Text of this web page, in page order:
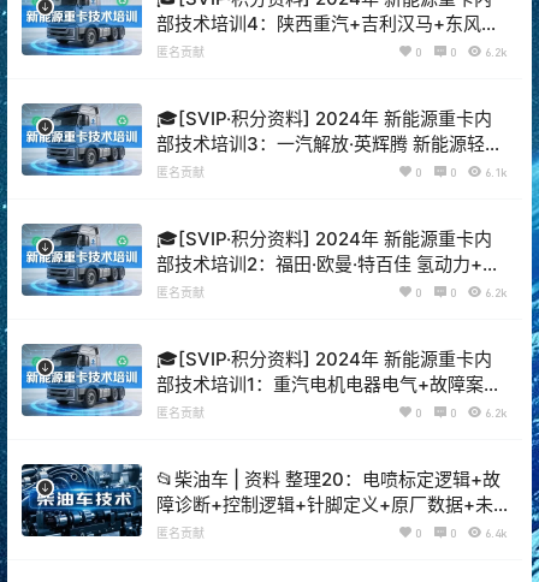
部技术培训4：陕西重汽+吉利汉马+东风商
用+上汽红岩+大运 三电技术+故障案例
匿名贡献 0 0 6.2k
🎓[SVIP·积分资料] 2024年 新能源重卡内
部技术培训3：一汽解放·英辉腾 新能源轻卡
多合一控制器+电池系统+故障案例 售后技
匿名贡献 0 0 6.1k
🎓[SVIP·积分资料] 2024年 新能源重卡内
部技术培训2：福田·欧曼·特百佳 氢动力+控
制+驱动+电机+电池+空调+制动+高压+低
匿名贡献 0 0 6.2k
🎓[SVIP·积分资料] 2024年 新能源重卡内
部技术培训1：重汽电机电器电气+故障案例
+诊断工具+上位机（100M）
匿名贡献 0 0 6.2k
📂柴油车 | 资料 整理20：电喷标定逻辑+故
障诊断+控制逻辑+针脚定义+原厂数据+未
就绪资料（7500份 20.5G）
匿名贡献 0 0 6.4k